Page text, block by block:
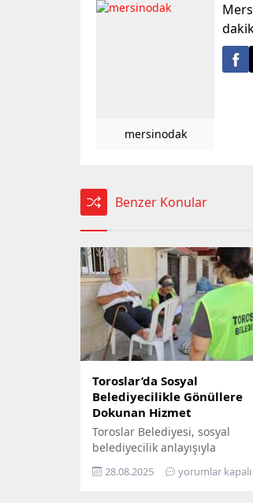
mersinodak
Benzer Konular
Toroslar’da Sosyal
Belediyecilikle Gönüllere
Dokunan Hizmet
Toroslar Belediyesi, sosyal
belediyecilik anlayışıyla
vatandaşların gönüllerine
dokunmaya devam ediyor.
28.08.2025 yorumlar kapalı